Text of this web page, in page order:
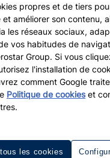
propres et de tiers
améliorer son contenu,
les réseaux sociaux,
vos habitudes de
Group. Si vous
l'installation de
comment Google
Politique de cookieset
les cookies